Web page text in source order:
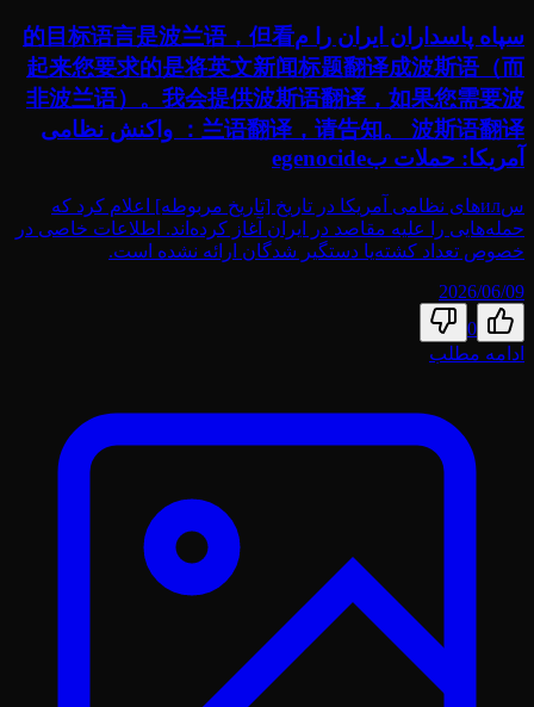
سپاه پاسداران ایران را م的目标语言是波兰语，但看
起来您要求的是将英文新闻标题翻译成波斯语（而
非波兰语）。我会提供波斯语翻译，如果您需要波
兰语翻译，请告知。 波斯语翻译： واکنش نظامی
آمریکا: حملات بegenocide
سил‌های نظامی آمریکا در تاریخ [تاریخ مربوطه] اعلام کرد که
حمله‌هایی را علیه مقاصد در ایران آغاز کرده‌اند. اطلاعات خاصی در
خصوص تعداد کشته‌یا دستگیر شدگان ارائه نشده است.
2026/06/09
0
ادامه مطلب